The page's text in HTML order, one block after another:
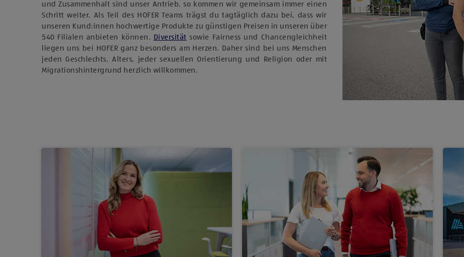
und Zusammenhalt sind unser Antrieb, so kommen wir gemeinsam immer einen
Schritt weiter. Als Teil des HOFER Teams trägst du tagtäglich dazu bei, dass wir
unseren Kund:innen hochwertige Produkte zu günstigen Preisen in unseren über
540 Filialen anbieten können. Diversität sowie Fairness und Chancengleichheit
liegen uns bei HOFER ganz besonders am Herzen. Daher sind bei uns Menschen
jeden Geschlechts, Alters, jeder sexuellen Orientierung und Religion oder mit
Migrationshintergrund herzlich willkommen.